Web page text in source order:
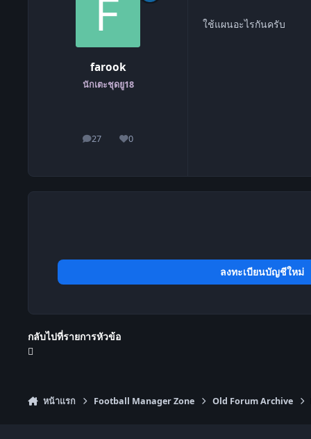
farook
นักเตะชุดยู18
27
โพสต์ 0
ชื่อเสียง
ใช้แผนอะไรกันครับ
ลงทะเบียนบัญชีใหม่
กลับไปที่รายการหัวข้อ
หน้าแรก Football Manager Zone Old Forum Archive